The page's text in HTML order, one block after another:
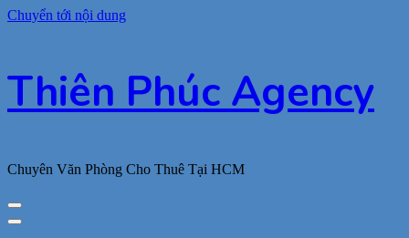
Chuyển tới nội dung
Thiên Phúc Agency
Chuyên Văn Phòng Cho Thuê Tại HCM